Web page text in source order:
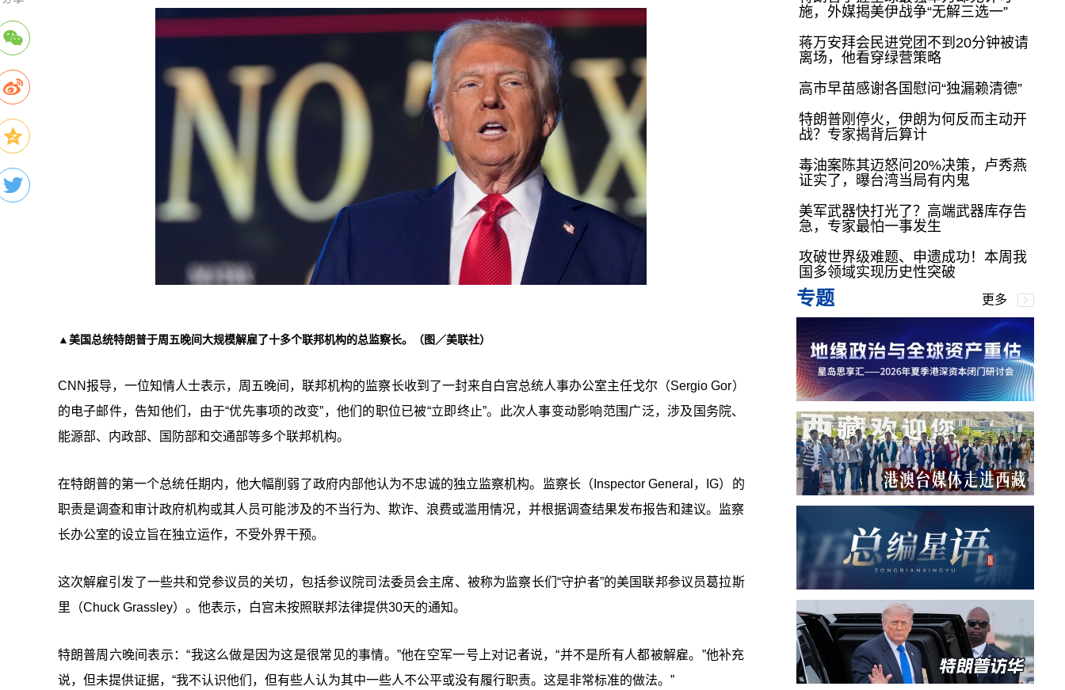
▲美国总统特朗普于周五晚间大规模解雇了十多个联邦机构的总监察长。（图／美联社）
CNN报导，一位知情人士表示，周五晚间，联邦机构的监察长收到了一封来自白宫总统人事办公室主任戈尔（Sergio Gor）
的电子邮件，告知他们，由于“优先事项的改变”，他们的职位已被“立即终止”。此次人事变动影响范围广泛，涉及国务院、
能源部、内政部、国防部和交通部等多个联邦机构。
在特朗普的第一个总统任期内，他大幅削弱了政府内部他认为不忠诚的独立监察机构。监察长（Inspector General，IG）的
职责是调查和审计政府机构或其人员可能涉及的不当行为、欺诈、浪费或滥用情况，并根据调查结果发布报告和建议。监察
长办公室的设立旨在独立运作，不受外界干预。
这次解雇引发了一些共和党参议员的关切，包括参议院司法委员会主席、被称为监察长们“守护者”的美国联邦参议员葛拉斯
里（Chuck Grassley）。他表示，白宫未按照联邦法律提供30天的通知。
特朗普周六晚间表示：“我这么做是因为这是很常见的事情。”他在空军一号上对记者说，“并不是所有人都被解雇。”他补充
说，但未提供证据，“我不认识他们，但有些人认为其中一些人不公平或没有履行职责。这是非常标准的做法。”
施，外媒揭美伊战争“无解三选一”
蒋万安拜会民进党团不到20分钟被请
离场，他看穿绿营策略
高市早苗感谢各国慰问“独漏赖清德”
特朗普刚停火，伊朗为何反而主动开
战？专家揭背后算计
毒油案陈其迈怒问20%决策，卢秀燕
证实了，曝台湾当局有内鬼
美军武器快打光了？高端武器库存告
急，专家最怕一事发生
攻破世界级难题、申遗成功！本周我
国多领域实现历史性突破
专题 更多